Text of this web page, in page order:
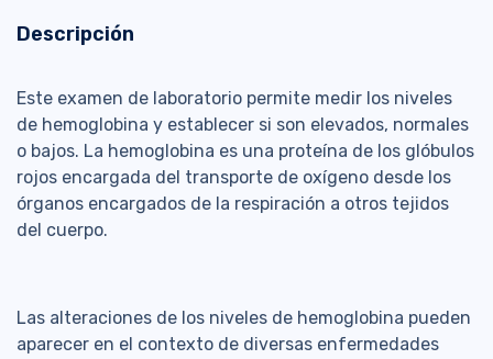
Descripción
Este examen de laboratorio permite medir los niveles
de hemoglobina y establecer si son elevados, normales
o bajos. La hemoglobina es una proteína de los glóbulos
rojos encargada del transporte de oxígeno desde los
órganos encargados de la respiración a otros tejidos
del cuerpo.
Las alteraciones de los niveles de hemoglobina pueden
aparecer en el contexto de diversas enfermedades